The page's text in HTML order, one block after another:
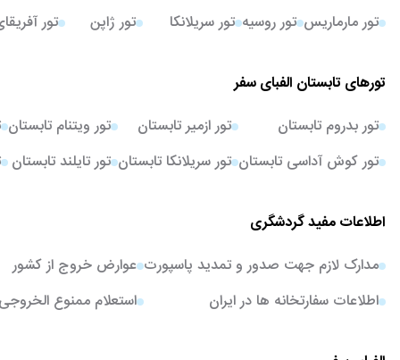
تور مارماریس تور روسیه تور سریلانکا
تور ژاپن
تور
تورهای تابستان الفبای سفر
تور بدروم تابستان
تور کوش آداسی تابستان
تور ازمیر تابستان
تور سریلانکا تابستان
تور ویتنام تابستان
تور تایلند تابستان
اطلاعات مفید گردشگری
مدارک لازم جهت صدور و تمدید پاسپورت
اطلاعات سفارتخانه ها در ایران
عوارض خروج از کشور
استعلام ممنوع